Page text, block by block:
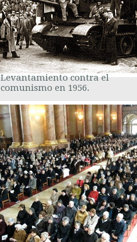
Levantamiento contra el
comunismo en 1956.